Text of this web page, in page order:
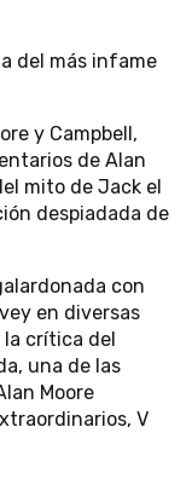
del más infame
y Campbell,
de Alan
mito de Jack el
despiadada de
con
en diversas
crítica del
una de las
Moore
V